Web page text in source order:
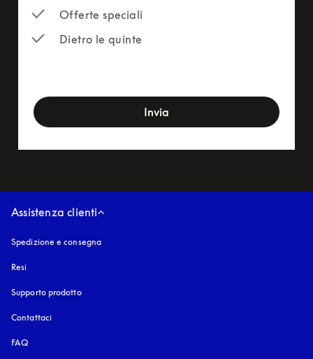
Offerte speciali
Dietro le quinte
Invia
Assistenza clienti
Spedizione e consegna
Resi
Supporto prodotto
Contattaci
FAQ